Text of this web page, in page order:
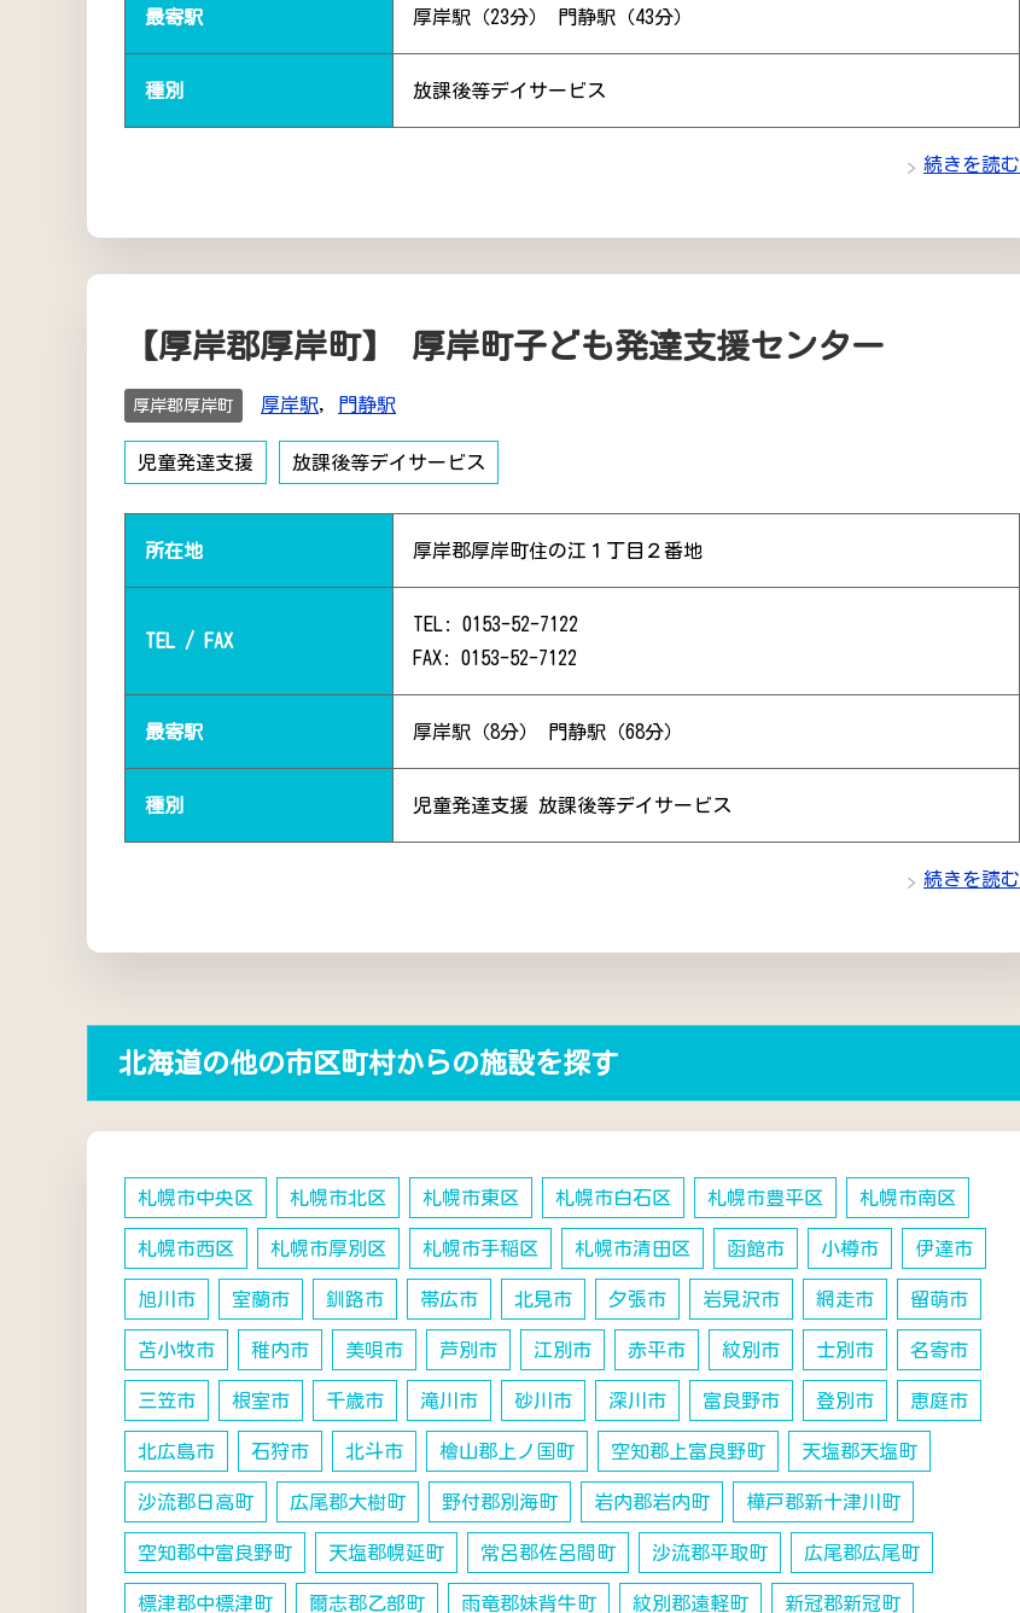
最寄駅 厚岸駅（23分） 門静駅（43分）
種別 放課後等デイサービス
続きを読む
【厚岸郡厚岸町】 厚岸町子ども発達支援センター
厚岸郡厚岸町 厚岸駅, 門静駅
児童発達支援 放課後等デイサービス
所在地 厚岸郡厚岸町住の江１丁目２番地
TEL / FAX
TEL: 0153-52-7122
FAX: 0153-52-7122
最寄駅 厚岸駅（8分） 門静駅（68分）
種別 児童発達支援 放課後等デイサービス
続きを読む
北海道の他の市区町村からの施設を探す
札幌市中央区 札幌市北区 札幌市東区 札幌市白石区 札幌市豊平区 札幌市南区
札幌市西区 札幌市厚別区 札幌市手稲区 札幌市清田区 函館市 小樽市 伊達市
旭川市 室蘭市 釧路市 帯広市 北見市 夕張市 岩見沢市 網走市 留萌市
苫小牧市 稚内市 美唄市 芦別市 江別市 赤平市 紋別市 士別市 名寄市
三笠市 根室市 千歳市 滝川市 砂川市 深川市 富良野市 登別市 恵庭市
北広島市 石狩市 北斗市 檜山郡上ノ国町 空知郡上富良野町 天塩郡天塩町
沙流郡日高町 広尾郡大樹町 野付郡別海町 岩内郡岩内町 樺戸郡新十津川町
空知郡中富良野町 天塩郡幌延町 常呂郡佐呂間町 沙流郡平取町 広尾郡広尾町
標津郡中標津町 爾志郡乙部町 雨竜郡妹背牛町 紋別郡遠軽町 新冠郡新冠町